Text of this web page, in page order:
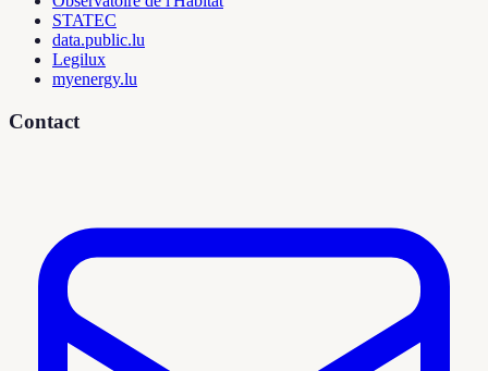
STATEC
data.public.lu
Legilux
myenergy.lu
Contact